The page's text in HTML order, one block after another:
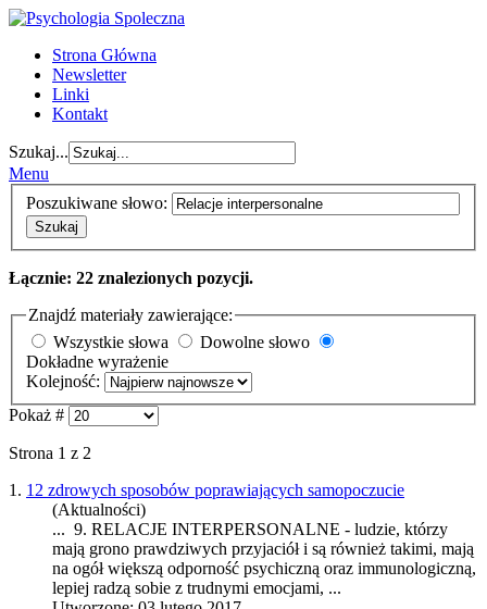
Strona Główna
Newsletter
Linki
Kontakt
Szukaj...
Menu
Poszukiwane słowo:
Szukaj
Łącznie: 22 znalezionych pozycji.
Znajdź materiały zawierające:
Wszystkie słowa
Dowolne słowo
Dokładne wyrażenie
Kolejność:
Pokaż #
Strona 1 z 2
1. 12 zdrowych sposobów poprawiających samopoczucie
(Aktualności)
... 9. RELACJE INTERPERSONALNE - ludzie, którzy
mają grono prawdziwych przyjaciół i są również takimi, mają
na ogół większą odporność psychiczną oraz immunologiczną,
lepiej radzą sobie z trudnymi emocjami, ...